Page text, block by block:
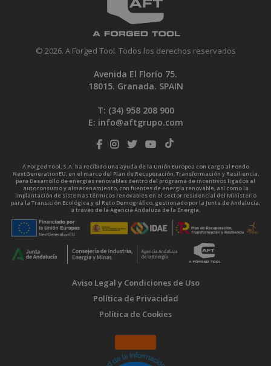
© 2026. A Forged Tool. Todos los derechos reservados
Avenida El Florío 75.
18015. Granada. SPAIN
T: (34) 958 208 900
E: info@aftgrupo.com
A Forged Tool, S.A. ha recibido una ayuda de la Unión Europea con cargo al Fondo
NextGenerationEU, en el marco del Plan de Recuperación, Transformación y Resiliencia,
para Desarrollo de energías renovables dentro del programa de incentivos ligados al
autoconsumo y almacenamiento, con fuentes de energía renovable, así como la
implantación de sistemas térmicos renovables en el sector residencial del Ministerio
para la Transición Ecológica y el Reto Demográfico, gestionado por la Junta de Andalucía,
a través de la Agencia Andaluza de la Energía.
Aviso Legal y Condiciones de Uso
Política de Privacidad
Política de Cookies